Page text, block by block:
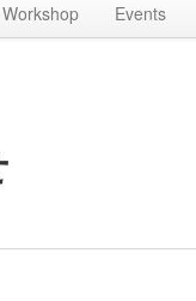
Workshop Events